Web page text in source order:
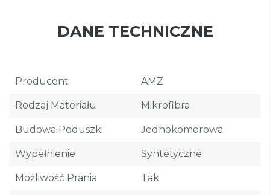
DANE TECHNICZNE
Producent AMZ
Rodzaj Materiału Mikrofibra
Budowa Poduszki Jednokomorowa
Wypełnienie Syntetyczne
Możliwość Prania Tak